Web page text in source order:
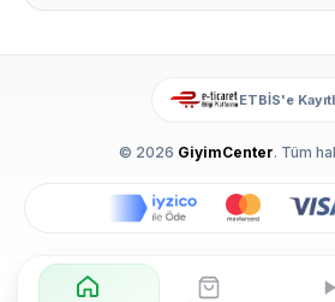
ETBİS'e
© 2026 GiyimCenter. Tüm